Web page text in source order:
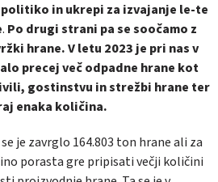
in ukrepi za izvajanje le-te
. Po drugi strani pa se soočamo z
hrane. V letu 2023 je pri nas v
precej več odpadne hrane kot
gostinstvu in strežbi hrane ter
enaka količina.
je zavrglo 164.803 ton hrane ali za
porasta gre pripisati večji količini